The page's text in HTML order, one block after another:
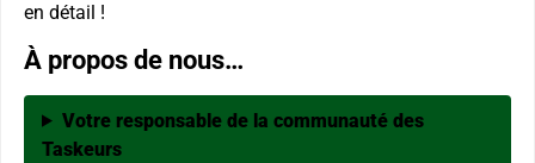
en détail !
À propos de nous…
Votre responsable de la communauté des
Taskeurs